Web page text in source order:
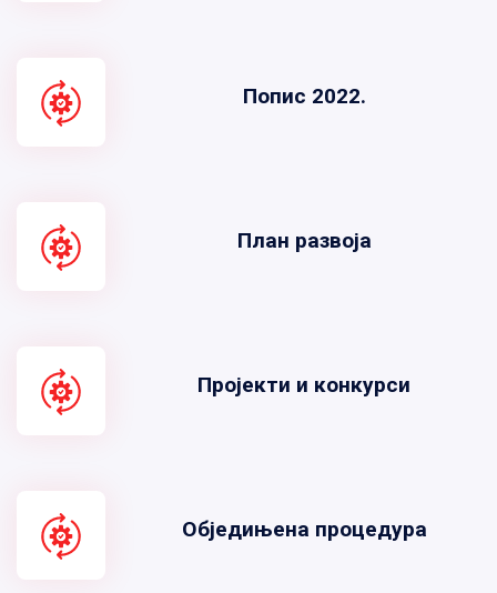
Попис 2022.
План развоја
Пројекти и конкурси
Обједињена процедура